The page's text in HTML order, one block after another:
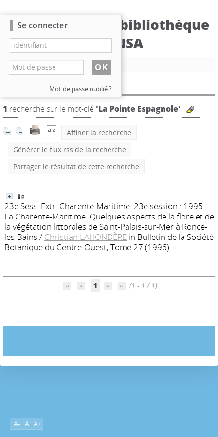
Catalogue de la bibliothèque
du CBNSA
Nouvelle recherche
Résultat de la recherche
1 recherche sur le mot-clé 'La Pointe Espagnole'
Affiner la recherche
Générer le flux rss de la recherche
Partager le résultat de cette recherche
23e Sess. Extr. Charente-Maritime. 23e session : 1995.
La Charente-Maritime. Quelques aspects de la flore et de
la végétation littorales de Saint-Palais-sur-Mer à Ronce-
les-Bains / Christian LAHONDÈRE in Bulletin de la Société
Botanique du Centre-Ouest, Tome 27 (1996)
1 (1 - 1 / 1)
A- A A+
Se connecter
Mot de passe oublié ?